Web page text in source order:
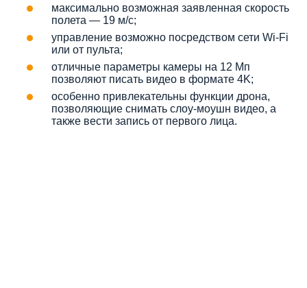
максимально возможная заявленная скорость
полета — 19 м/с;
управление возможно посредством сети Wi-Fi
или от пульта;
отличные параметры камеры на 12 Мп
позволяют писать видео в формате 4K;
особенно привлекательны функции дрона,
позволяющие снимать слоу-моушн видео, а
также вести запись от первого лица.